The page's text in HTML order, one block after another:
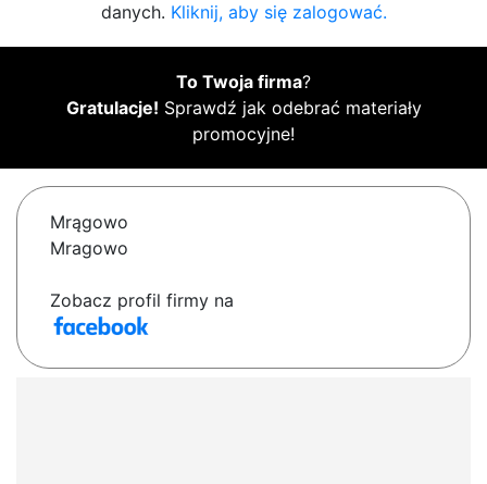
danych. Kliknij, aby się zalogować.
To Twoja firma?
Gratulacje! Sprawdź jak odebrać materiały
promocyjne!
Mrągowo
Mragowo
Zobacz profil firmy na